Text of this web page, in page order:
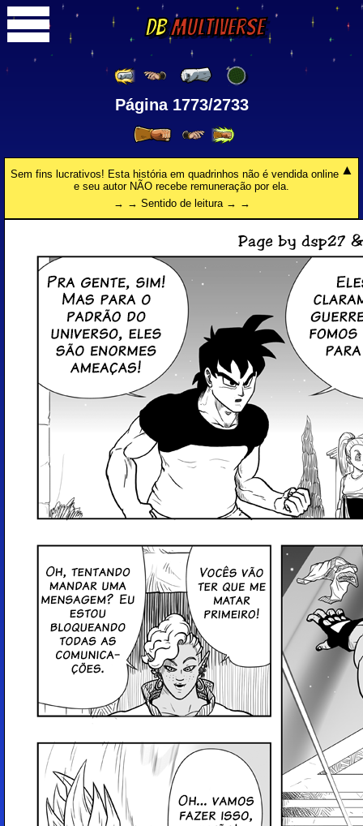
DBMultiverse
Página 1773/2733
Sem fins lucrativos! Esta história em quadrinhos não é vendida online
e seu autor NÃO recebe remuneração por ela.
→ → Sentido de leitura → →